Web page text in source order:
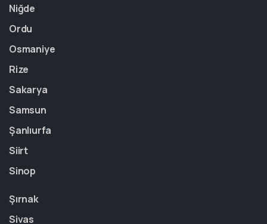
Niğde
Ordu
Osmaniye
Rize
Sakarya
Samsun
Şanlıurfa
Siirt
Sinop
Şırnak
Sivas